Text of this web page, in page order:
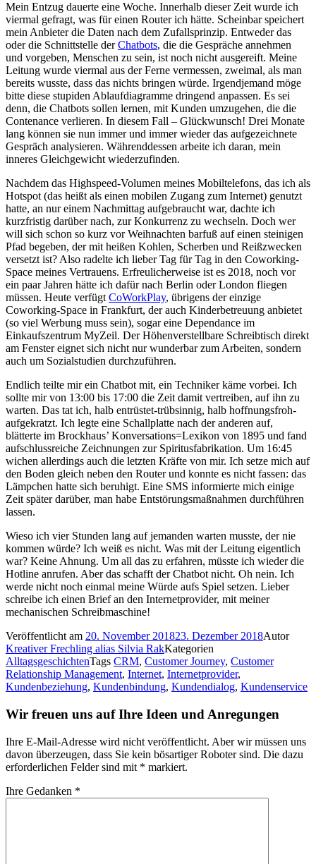
Mein Entzug dauerte eine Woche. Innerhalb dieser Zeit wurde ich
viermal gefragt, was für einen Router ich hätte. Scheinbar speichert
mein Anbieter die Daten nach dem Zufallsprinzip. Entweder das
oder die Schnittstelle derChatbots, die die Gespräche annehmen
und vorgeben, Menschen zu sein, ist noch nicht ausgereift. Meine
Leitung wurde viermal aus der Ferne vermessen, zweimal, als man
bereits wusste, dass das nichts bringen würde. Irgendjemand möge
bitte diese stupiden Ablaufdiagramme dringend anpassen. Es sei
denn, die Chatbots sollen lernen, mit Kunden umzugehen, die die
Contenance verlieren. In diesem Fall – Glückwunsch! Drei Monate
lang können sie nun immer und immer wieder das aufgezeichnete
Gespräch analysieren. Währenddessen arbeite ich daran, mein
inneres Gleichgewicht wiederzufinden.
Nachdem das Highspeed-Volumen meines Mobiltelefons, das ich als
Hotspot (das heißt als einen mobilen Zugang zum Internet) genutzt
hatte, an nur einem Nachmittag aufgebraucht war, dachte ich
kurzfristig darüber nach, zur Konkurrenz zu wechseln. Doch wer
will sich schon so kurz vor Weihnachten barfuß auf einen steinigen
Pfad begeben, der mit heißen Kohlen, Scherben und Reißzwecken
versetzt ist? Also radelte ich lieber Tag für Tag in den Coworking-
Space meines Vertrauens. Erfreulicherweise ist es 2018, noch vor
ein paar Jahren hätte ich dafür nach Berlin oder London fliegen
müssen. Heute verfügtCoWorkPlay, übrigens der einzige
Coworking-Space in Frankfurt, der auch Kinderbetreuung anbietet
(so viel Werbung muss sein), sogar eine Dependance im
Einkaufszentrum MyZeil. Der Höhenverstellbare Schreibtisch direkt
am Fenster eignet sich nicht nur wunderbar zum Arbeiten, sondern
auch um Sozialstudien durchzuführen.
Endlich teilte mir ein Chatbot mit, ein Techniker käme vorbei. Ich
sollte mir von 13:00 bis 17:00 die Zeit damit vertreiben, auf ihn zu
warten. Das tat ich, halb entrüstet-trübsinnig, halb hoffnungsfroh-
aufgekratzt. Ich legte eine Schallplatte nach der anderen auf,
blätterte im Brockhaus’ Konversations=Lexikon von 1895 und fand
aufschlussreiche Zeichnungen zur Spiritusfabrikation. Um 16:45
wichen allerdings auch die letzten Kräfte von mir. Ich setze mich auf
den Boden gleich neben den Router und konnte es nicht fassen: das
Lämpchen hatte sich beruhigt. Eine SMS informierte mich einige
Zeit später darüber, man habe Entstörungsmaßnahmen durchführen
lassen.
Wieso ich vier Stunden lang auf jemanden warten musste, der nie
kommen würde? Ich weiß es nicht. Was mit der Leitung eigentlich
war? Keine Ahnung. Um all das zu erfahren, müsste ich wieder die
Hotline anrufen. Aber das schafft der Chatbot nicht. Oh nein. Ich
werde nicht noch einmal meine Würde aufs Spiel setzen. Lieber
schreibe ich einen Brief an den Internetprovider, mit meiner
mechanischen Schreibmaschine!
Veröffentlicht am 20. November 201823. Dezember 2018Autor
Kreativer Frechling alias Silvia RakKategorien
AlltagsgeschichtenTags CRM, Customer Journey, Customer
Relationship Management, Internet, Internetprovider,
Kundenbeziehung, Kundenbindung, Kundendialog, Kundenservice
Wir freuen uns auf Ihre Ideen und Anregungen
Ihre E-Mail-Adresse wird nicht veröffentlicht. Aber wir müssen uns
davon überzeugen, dass Sie kein bösartiger Roboter sind. Die dazu
erforderlichen Felder sind mit * markiert.
Ihre Gedanken *